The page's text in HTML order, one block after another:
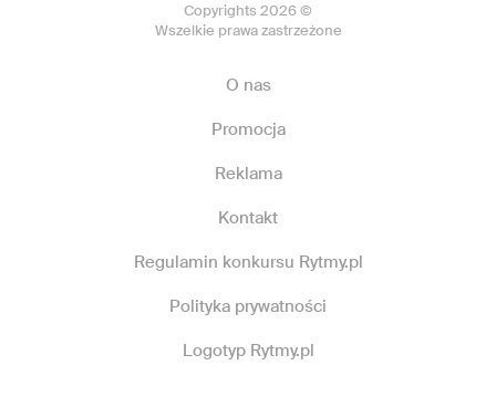
Copyrights 2026 ©
Wszelkie prawa zastrzeżone
O nas
Promocja
Reklama
Kontakt
Regulamin konkursu Rytmy.pl
Polityka prywatności
Logotyp Rytmy.pl